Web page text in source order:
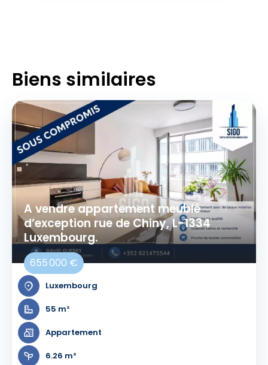
Biens similaires
A vendre appartement meublé
d’exception rue de Chiny, L-1334
Luxembourg.
655 000 €
Luxembourg
55 m²
Appartement
6.26 m²